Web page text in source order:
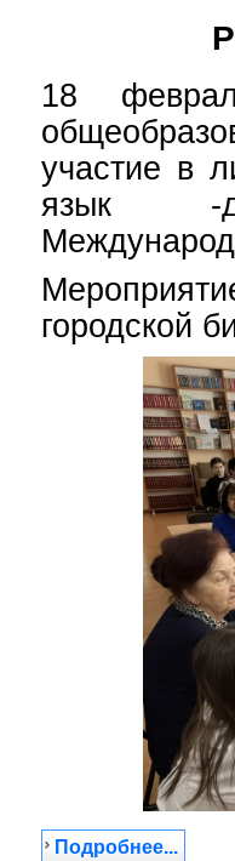
18
участие в
язык -
городской
Подробнее...